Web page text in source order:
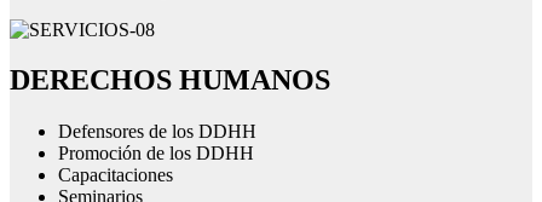
DERECHOS HUMANOS
Defensores de los DDHH
Promoción de los DDHH
Capacitaciones
Seminarios